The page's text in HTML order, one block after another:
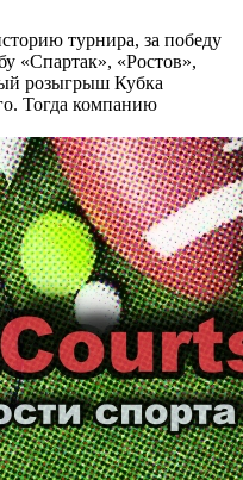
турнира, за победу
«Спартак», «Ростов»,
розыгрыш Кубка
Тогда компанию